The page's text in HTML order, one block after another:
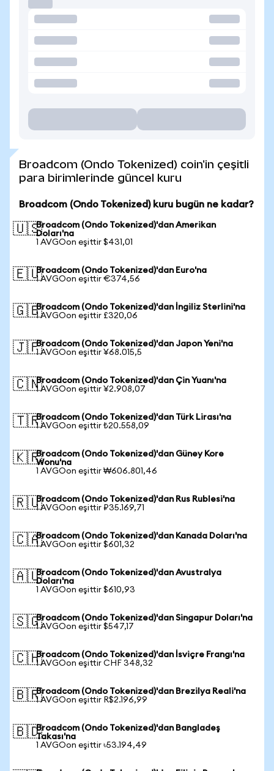
Broadcom (Ondo Tokenized) coin'in çeşitli
para birimlerinde güncel kuru
Broadcom (Ondo Tokenized) kuru bugün ne kadar?
🇺🇸Broadcom (Ondo Tokenized)'dan Amerikan
Doları'na
1 AVGOon eşittir $431,01
🇪🇺Broadcom (Ondo Tokenized)'dan Euro'na
1 AVGOon eşittir €374,56
🇬🇧Broadcom (Ondo Tokenized)'dan İngiliz Sterlini'na
1 AVGOon eşittir £320,06
🇯🇵Broadcom (Ondo Tokenized)'dan Japon Yeni'na
1 AVGOon eşittir ¥68.015,5
🇨🇳Broadcom (Ondo Tokenized)'dan Çin Yuanı'na
1 AVGOon eşittir ¥2.908,07
🇹🇷Broadcom (Ondo Tokenized)'dan Türk Lirası'na
1 AVGOon eşittir ₺20.558,09
🇰🇷Broadcom (Ondo Tokenized)'dan Güney Kore
Wonu'na
1 AVGOon eşittir ₩606.801,46
🇷🇺Broadcom (Ondo Tokenized)'dan Rus Rublesi'na
1 AVGOon eşittir ₽35.169,71
🇨🇦Broadcom (Ondo Tokenized)'dan Kanada Doları'na
1 AVGOon eşittir $601,32
🇦🇺Broadcom (Ondo Tokenized)'dan Avustralya
Doları'na
1 AVGOon eşittir $610,93
🇸🇬Broadcom (Ondo Tokenized)'dan Singapur Doları'na
1 AVGOon eşittir $547,17
🇨🇭Broadcom (Ondo Tokenized)'dan İsviçre Frangı'na
1 AVGOon eşittir CHF 348,32
🇧🇷Broadcom (Ondo Tokenized)'dan Brezilya Reali'na
1 AVGOon eşittir R$2.196,99
🇧🇩Broadcom (Ondo Tokenized)'dan Bangladeş
Takası'na
1 AVGOon eşittir ৳53.194,49